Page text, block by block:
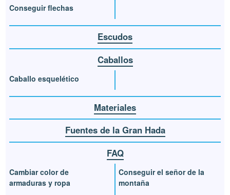
Conseguir flechas
Escudos
Caballos
Caballo esquelético
Materiales
Fuentes de la Gran Hada
FAQ
Cambiar color de
armaduras y ropa
Conseguir el señor de la
montaña